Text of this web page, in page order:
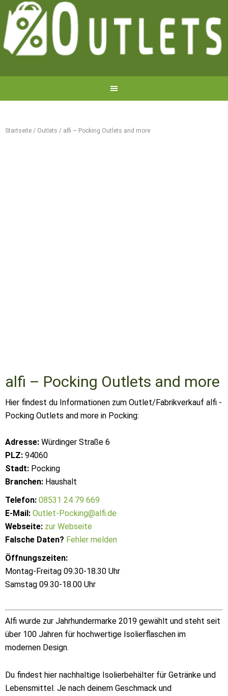
Startseite / Outlets / alfi – Pocking Outlets and more
alfi – Pocking Outlets and more
Hier findest du Informationen zum Outlet/Fabrikverkauf alfi -
Pocking Outlets and more in Pocking:
Adresse: Würdinger Straße 6
PLZ: 94060
Stadt: Pocking
Branchen: Haushalt
Telefon: 08531 24 79 669
E-Mail: Outlet-Pocking@alfi.de
Webseite: zur Webseite
Falsche Daten? Fehler melden
Öffnungszeiten:
Montag-Freitag 09.30-18.30 Uhr
Samstag 09.30-18.00 Uhr
Alfi wurde zur Jahrhundermarke 2019 gewählt und steht seit
über 100 Jahren für hochwertige Isolierflaschen im
modernen Design.
Du findest hier nachhaltige Isolierbehälter für Getränke und
Lebensmittel. Je nach deinem Geschmack und